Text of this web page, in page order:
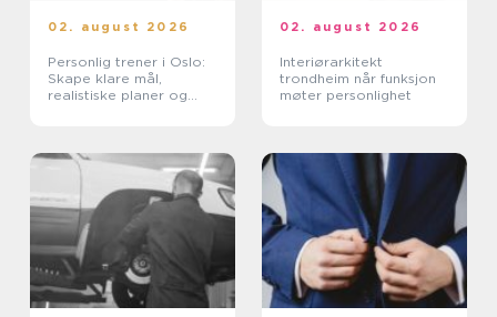
02. august 2026
Personlig trener i Oslo:
Skape klare mål,
realistiske planer og
02. august 2026
Interiørarkitekt
trondheim når funksjon
møter personlighet